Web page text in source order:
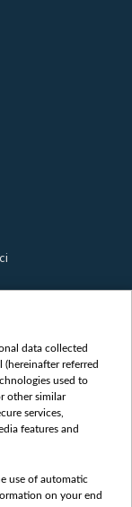
data collected
referred
used to
other similar
services,
features and
use of automatic
on your end